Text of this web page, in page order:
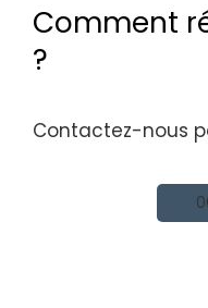
Comment
?
Contactez-nous